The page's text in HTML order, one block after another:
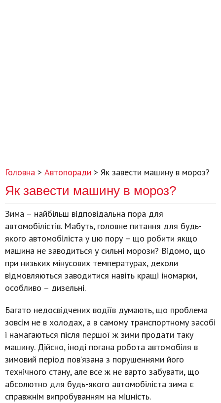
Головна > Автопоради > Як завести машину в мороз?
Як завести машину в мороз?
Зима – найбільш відповідальна пора для
автомобілістів. Мабуть, головне питання для будь-
якого автомобіліста у цю пору – що робити якщо
машина не заводиться у сильні морози? Відомо, що
при низьких мінусових температурах, деколи
відмовляються заводитися навіть кращі іномарки,
особливо – дизельні.
Багато недосвідчених водіїв думають, що проблема
зовсім не в холодах, а в самому транспортному засобі
і намагаються після першої ж зими продати таку
машину. Дійсно, іноді погана робота автомобіля в
зимовий період пов’язана з порушеннями його
технічного стану, але все ж не варто забувати, що
абсолютно для будь-якого автомобіліста зима є
справжнім випробуванням на міцність.